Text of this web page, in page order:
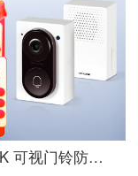
TP-LINK 可视门铃防犯カメラ家用監視 インテリジェント门铃感应器电子猫眼电池门铃 ワイヤレスwifiリモートで电话访客对讲入户门铃 DB13C